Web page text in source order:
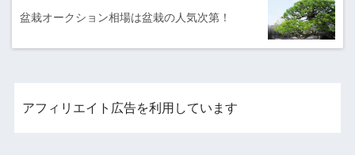
盆栽オークション相場は盆栽の人気次第！
アフィリエイト広告を利用しています